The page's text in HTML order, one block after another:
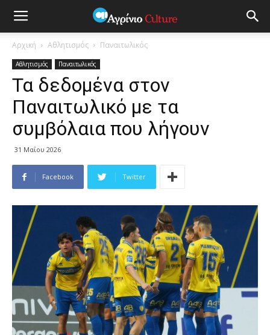
Αρχική Αθλητισμός Παναιτωλικός
Αθλητισμός Παναιτωλικός
Τα δεδομένα στον
Παναιτωλικό με τα
συμβόλαια που λήγουν
31 Μαΐου 2026
Facebook Twitter